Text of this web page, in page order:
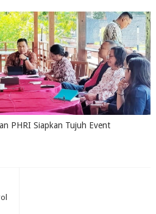
PHRI Siapkan Tujuh Event